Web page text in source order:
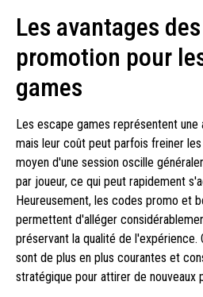
Les avantages
promotion pour
games
Les escape games représentent
mais leur coût peut parfois freiner
moyen d'une session oscille
par joueur, ce qui peut rapidement
Heureusement, les codes promo et
permettent d'alléger
préservant la qualité de
sont de plus en plus courantes et
stratégique pour attirer de nouveaux